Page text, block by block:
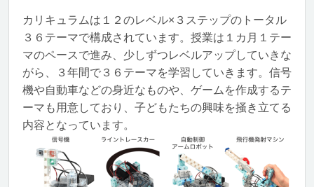
カリキュラムは１２のレベル×３ステップのトータル
３６テーマで構成されています。授業は１カ月１テー
マのペースで進み、少しずつレベルアップしていきな
がら、３年間で３６テーマを学習していきます。信号
機や自動車などの身近なものや、ゲームを作成するテ
ーマも用意しており、子どもたちの興味を掻き立てる
内容となっています。